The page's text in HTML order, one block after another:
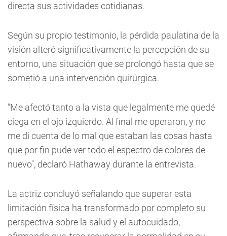
directa sus actividades cotidianas.
Según su propio testimonio, la pérdida paulatina de la
visión alteró significativamente la percepción de su
entorno, una situación que se prolongó hasta que se
sometió a una intervención quirúrgica.
"Me afectó tanto a la vista que legalmente me quedé
ciega en el ojo izquierdo. Al final me operaron, y no
me di cuenta de lo mal que estaban las cosas hasta
que por fin pude ver todo el espectro de colores de
nuevo", declaró Hathaway durante la entrevista.
La actriz concluyó señalando que superar esta
limitación física ha transformado por completo su
perspectiva sobre la salud y el autocuidado,